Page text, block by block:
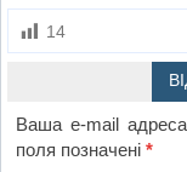
14
Ваша e-mail
поля позначені*